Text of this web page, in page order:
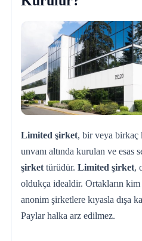
Limited şirket, bir veya birkaç
unvanı altında kurulan ve esas
şirkettürüdür. Limited şirket,
oldukça idealdir. Ortakların
anonim şirketlere kıyasla dışa
Paylar halka arz edilmez.